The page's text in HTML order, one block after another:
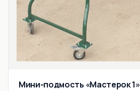
Мини-подмость «Мастерок 1»